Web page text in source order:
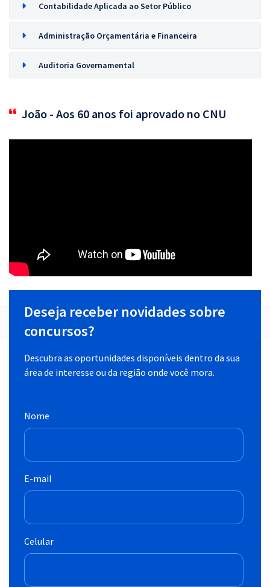
Contabilidade Aplicada ao Setor Público
Administração Orçamentária e Financeira
Auditoria Governamental
João - Aos 60 anos foi aprovado no CNU
Deseja receber novidades sobre
concursos?
Descubra as oportunidades disponíveis dentro da sua
área de interesse ou da região onde você mora.
Nome
E-mail
Celular